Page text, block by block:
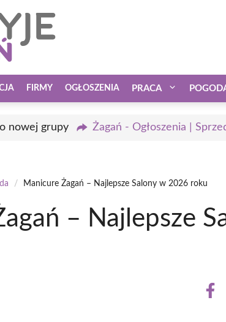
FIRMY OGŁOSZENIA PRACA
nowej grupy Żagań - Ogłoszenia |
/ Manicure Żagań – Najlepsze Salony w 2026 roku
– Najlepsze